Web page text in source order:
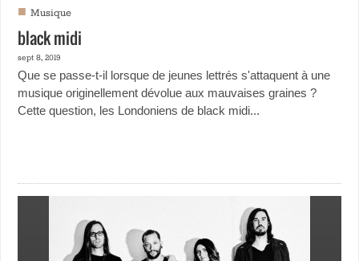
■ Musique
black midi
sept 8, 2019
Que se passe-t-il lorsque de jeunes lettrés s'attaquent à une
musique originellement dévolue aux mauvaises graines ?
Cette question, les Londoniens de black midi...